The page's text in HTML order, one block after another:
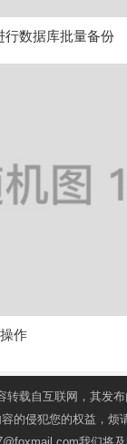
行数据库批量备份
作
转载自互联网，其发
的侵犯您的权益，烦